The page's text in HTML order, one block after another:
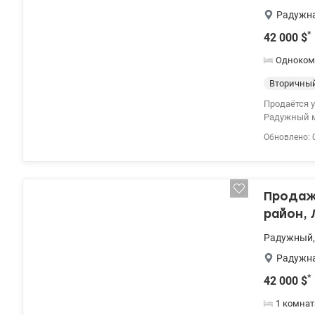
42 000 $*
Продаётся
Радужный
квартиры
дома — БПС
аллеями и
Рядом
городской
838 99 53
Обновлено:
район,
Радужный,
42 000 $*
1